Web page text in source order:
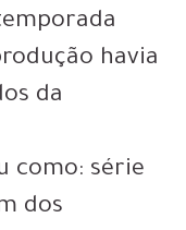
havia
da
como: série
dos